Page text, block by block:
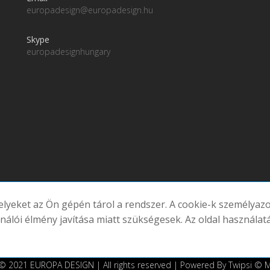
europadesign@europadesign.hu
Skype
europadesignhungary
az Ön gépén tárol a rendszer. A cookie-k
élmény javítása miatt szükségesek. Az oldal
2021 EUROPA DESIGN | All rights reserved | Powered By Twipsi ©